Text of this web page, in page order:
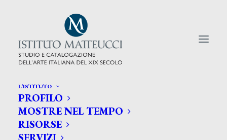
L’ISTITUTO
PROFILO
MOSTRE NEL TEMPO
RISORSE
CERCA TRA GLI ARTISTI:
Search